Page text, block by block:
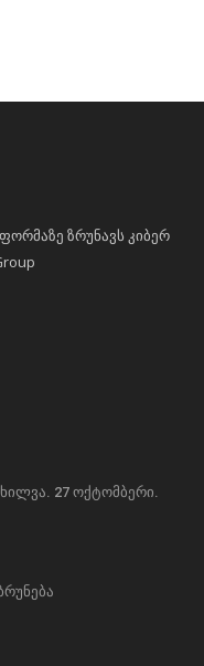
ზრუნავს კიბერ
27 ოქტომბერი.